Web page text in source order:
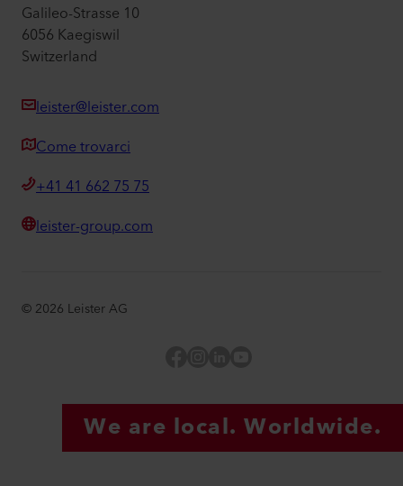
Galileo-Strasse 10
6056 Kaegiswil
Switzerland
leister@leister.com
Come trovarci
+41 41 662 75 75
leister-group.com
© 2026 Leister AG
We are local. Worldwide.